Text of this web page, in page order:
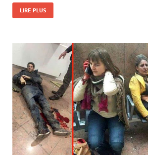
LIRE PLUS